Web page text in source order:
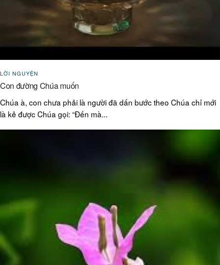
LỜI NGUYỆN
Con đường Chúa muốn
Chúa à, con chưa phải là người đã dấn bước theo Chúa chỉ mới
là kẻ được Chúa gọi: “Đến mà...